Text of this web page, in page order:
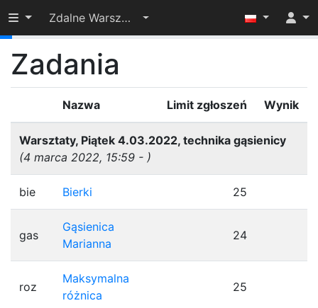
Przełącz widoczność menu
Zdalne Warsztaty Olimpijskie dla Juniorów 2022
3%
Zadania
Nazwa Limit zgłoszeń Wynik
Warsztaty, Piątek 4.03.2022, technika gąsienicy
(4 marca 2022, 15:59 - )
bie Bierki 25
gas
Gąsienica
Marianna
24
roz
Maksymalna
różnica
25